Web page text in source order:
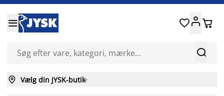


 
 Vælg din JYSK-butik